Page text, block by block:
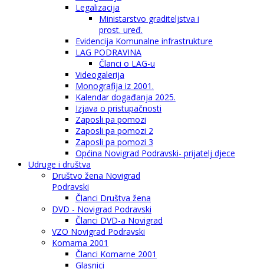
Legalizacija
Ministarstvo graditeljstva i
prost. uređ.
Evidencija Komunalne infrastrukture
LAG PODRAVINA
Članci o LAG-u
Videogalerija
Monografija iz 2001.
Kalendar događanja 2025.
Izjava o pristupačnosti
Zaposli pa pomozi
Zaposli pa pomozi 2
Zaposli pa pomozi 3
Općina Novigrad Podravski- prijatelj djece
Udruge i društva
Društvo žena Novigrad
Podravski
Članci Društva žena
DVD - Novigrad Podravski
Članci DVD-a Novigrad
VZO Novigrad Podravski
Komarna 2001
Članci Komarne 2001
Glasnici